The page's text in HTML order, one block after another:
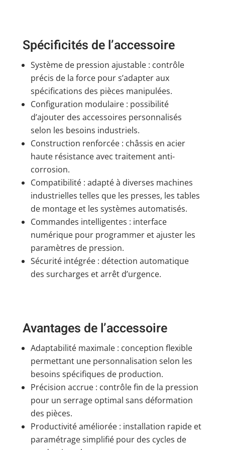
Spécificités de l’accessoire
Système de pression ajustable : contrôle
précis de la force pour s’adapter aux
spécifications des pièces manipulées.
Configuration modulaire : possibilité
d’ajouter des accessoires personnalisés
selon les besoins industriels.
Construction renforcée : châssis en acier
haute résistance avec traitement anti-
corrosion.
Compatibilité : adapté à diverses machines
industrielles telles que les presses, les tables
de montage et les systèmes automatisés.
Commandes intelligentes : interface
numérique pour programmer et ajuster les
paramètres de pression.
Sécurité intégrée : détection automatique
des surcharges et arrêt d’urgence.
Avantages de l’accessoire
Adaptabilité maximale : conception flexible
permettant une personnalisation selon les
besoins spécifiques de production.
Précision accrue : contrôle fin de la pression
pour un serrage optimal sans déformation
des pièces.
Productivité améliorée : installation rapide et
paramétrage simplifié pour des cycles de